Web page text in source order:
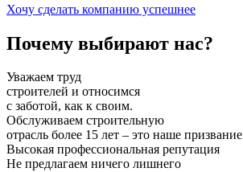
Хочу сделать компанию успешнее
Почему выбирают нас?
Уважаем труд
строителей и относимся
с заботой, как к своим.
Обслуживаем строительную
отрасль более 15 лет – это наше призвание
Высокая профессиональная репутация
Не предлагаем ничего лишнего